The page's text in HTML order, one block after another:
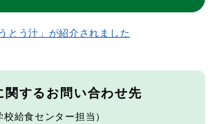
とう汁」が紹介されました
関するお問い合わせ先
校給食センター担当